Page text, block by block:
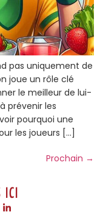
pas uniquement de
joue un rôle clé
le meilleur de lui-
prévenir les
pourquoi une
les joueurs […]
Prochain →